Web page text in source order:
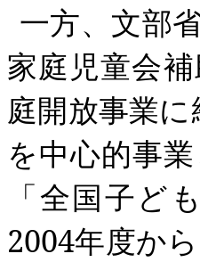
一方、文部
家庭児童会
庭開放事業
を中心的事
「全国子ど
2004年度か